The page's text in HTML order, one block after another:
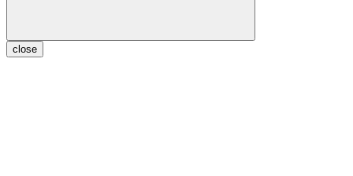
close